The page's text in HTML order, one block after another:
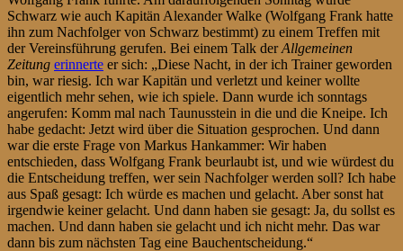
Schwarz wie auch Kapitän Alexander Walke (Wolfgang Frank hatte
ihn zum Nachfolger von Schwarz bestimmt) zu einem Treffen mit
der Vereinsführung gerufen. Bei einem Talk derAllgemeinen
Zeitung erinnerte er sich: „Diese Nacht, in der ich Trainer geworden
bin, war riesig. Ich war Kapitän und verletzt und keiner wollte
eigentlich mehr sehen, wie ich spiele. Dann wurde ich sonntags
angerufen: Komm mal nach Taunusstein in die und die Kneipe. Ich
habe gedacht: Jetzt wird über die Situation gesprochen. Und dann
war die erste Frage von Markus Hankammer: Wir haben
entschieden, dass Wolfgang Frank beurlaubt ist, und wie würdest du
die Entscheidung treffen, wer sein Nachfolger werden soll? Ich habe
aus Spaß gesagt: Ich würde es machen und gelacht. Aber sonst hat
irgendwie keiner gelacht. Und dann haben sie gesagt: Ja, du sollst es
machen. Und dann haben sie gelacht und ich nicht mehr. Das war
dann bis zum nächsten Tag eine Bauchentscheidung.“